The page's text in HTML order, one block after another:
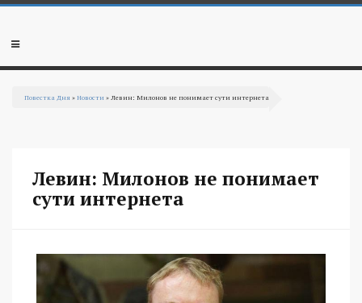
Перейти к основному содержанию
Мобильное
Повестка Дня »Новости » Левин: Милонов не понимает сути интернета
Левин: Милонов не понимает
сути интернета